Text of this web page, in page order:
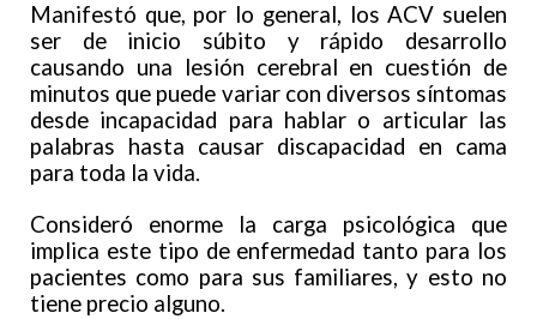
Manifestó que, por lo general, los ACV suelen
ser de inicio súbito y rápido desarrollo
causando una lesión cerebral en cuestión de
minutos que puede variar con diversos síntomas
desde incapacidad para hablar o articular las
palabras hasta causar discapacidad en cama
para toda la vida.
Consideró enorme la carga psicológica que
implica este tipo de enfermedad tanto para los
pacientes como para sus familiares, y esto no
tiene precio alguno.